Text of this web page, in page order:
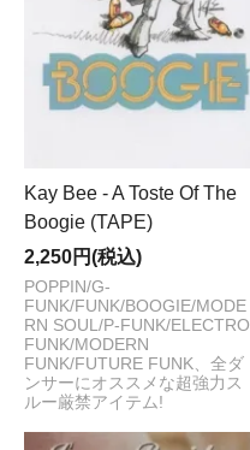
Kay Bee - A Toste Of The
Boogie (TAPE)
2,250円(税込)
POPPIN/G-
FUNK/FUNK/BOOGIE/MODE
RN SOUL/P-FUNK/ELECTRO
FUNK/MODERN
FUNK/FUTURE FUNK、全ダ
ンサーにオススメな超強力ス
ルー厳禁アイテム!